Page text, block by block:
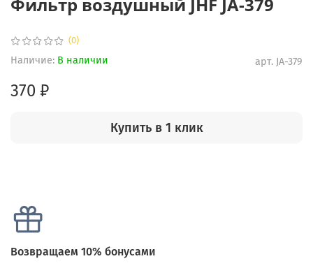
(0)
арт. JA-379
Наличие: В наличии
370 ₽
Купить в 1 клик
Возвращаем 10% бонусами